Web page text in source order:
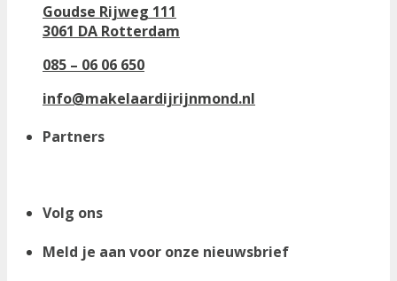
Goudse Rijweg 111
3061 DA Rotterdam
085 – 06 06 650
info@makelaardijrijnmond.nl
Partners
Volg ons
Meld je aan voor onze nieuwsbrief